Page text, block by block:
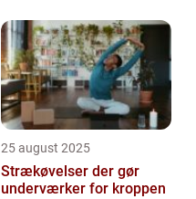
25 august 2025
Strækøvelser der gør
underværker for kroppen